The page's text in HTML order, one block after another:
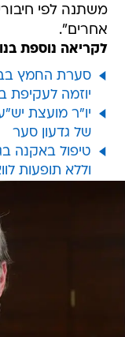
משתנה לפי
אחרים".
לקריאה נוספת
סערת החמץ
יוזמה לעקיפת
יו"ר מועצת
של גדעון סער
טיפול באקנה
וללא תופעות